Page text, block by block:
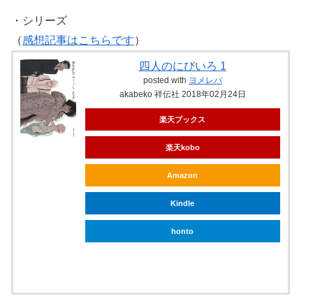
・シリーズ
（感想記事はこちらです）
四人のにびいろ 1
posted with ヨメレバ
akabeko 祥伝社 2018年02月24日
楽天ブックス
楽天kobo
Amazon
Kindle
honto